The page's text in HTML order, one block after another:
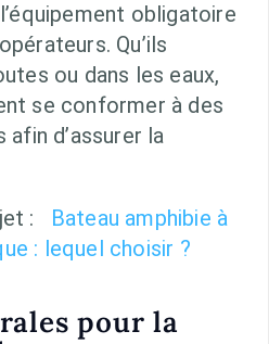
obligatoire
Qu’ils
ou dans les eaux,
se conformer à des
d’assurer la
:
Bateau amphibie à
: lequel choisir ?
pour la